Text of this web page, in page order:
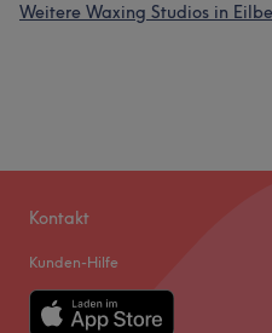
Weitere Waxing Studios in
Kontakt
Kunden-Hilfe